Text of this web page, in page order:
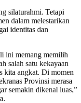
silaturahmi. Tetapi
dalam melestarikan
identitas dan
ini memang memilih
salah satu kekayaan
kita angkat. Di momen
Provinsi merasa
semakin dikenal luas,”